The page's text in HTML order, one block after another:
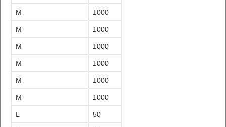
M 1000
M 1000
M 1000
M 1000
M 1000
M 1000
L 50